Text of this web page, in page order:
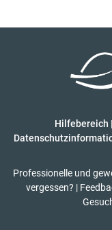
Hilfebereich |
Professionelle und
vergessen? |